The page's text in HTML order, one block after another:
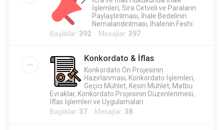
İşlemleri, Sıra Cetveli ve Paraların
Paylaştırılması, İhale Bedelinin
Nemalandırılması, İhalenin Feshi
Başlıklar: 392Mesajlar: 397
Konkordato & İflas
Konkordato Ön Projesinin
Hazırlanması, Konkordato İşlemleri,
Geçici Mühlet, Kesin Mühlet, Matbu
Evraklar, Konkordato Projesinin Düzenlenmesi,
İflas İşlemleri ve Uygulamaları
Başlıklar: 37Mesajlar: 38